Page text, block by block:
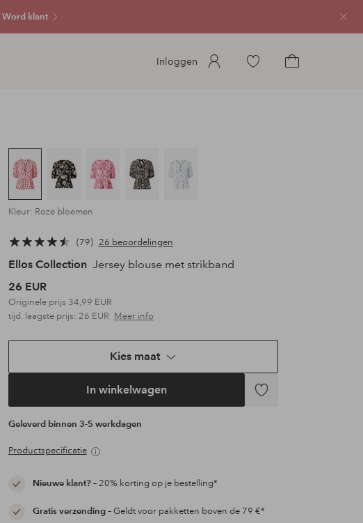
Word klant
Inloggen
Ga
Kleur: Roze bloemen
79 26 beoordelingen
Ellos Collection Jersey blouse met strikband
26 EUR
Originele prijs 34,99 EUR
tijd. laagste prijs: 26 EUR Meer info
Kies maat
In winkelwagen
Toevoegen
Geleverd binnen 3-5 werkdagen
Productspecificatie
Nieuwe klant?– 20% korting op je bestelling*
Gratis verzending– Geldt voor pakketten boven de 79 €*